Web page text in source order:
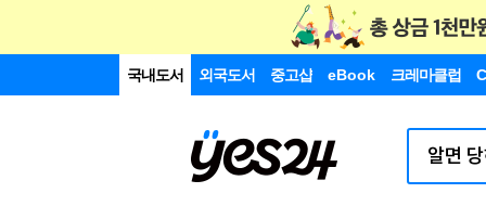
국내도서 외국도서 중고샵 eBook 크레마클럽